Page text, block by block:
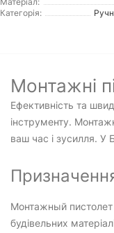
Категорія:
Монтажні
Ефективність та
інструменту.
ваш час і зусилля. У
Монтажный пистолет
будівельних